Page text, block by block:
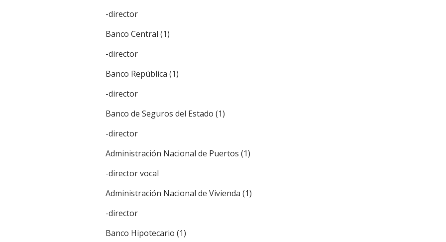
-director
Banco Central (1)
-director
Banco República (1)
-director
Banco de Seguros del Estado (1)
-director
Administración Nacional de Puertos (1)
-director vocal
Administración Nacional de Vivienda (1)
-director
Banco Hipotecario (1)